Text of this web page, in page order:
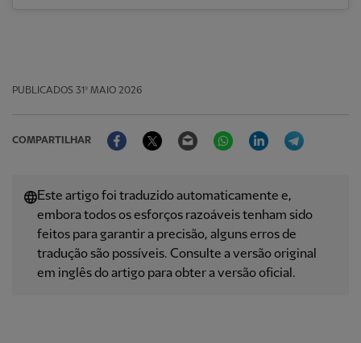
PUBLICADOS 31º MAIO 2026
COMPARTILHAR
FacebookTwitter Email WhatsAppLinkedIn
Este artigo foi traduzido automaticamente e,
embora todos os esforços razoáveis ​​tenham sido
feitos para garantir a precisão, alguns erros de
tradução são possíveis. Consulte a versão original
em inglês do artigo para obter a versão oficial.